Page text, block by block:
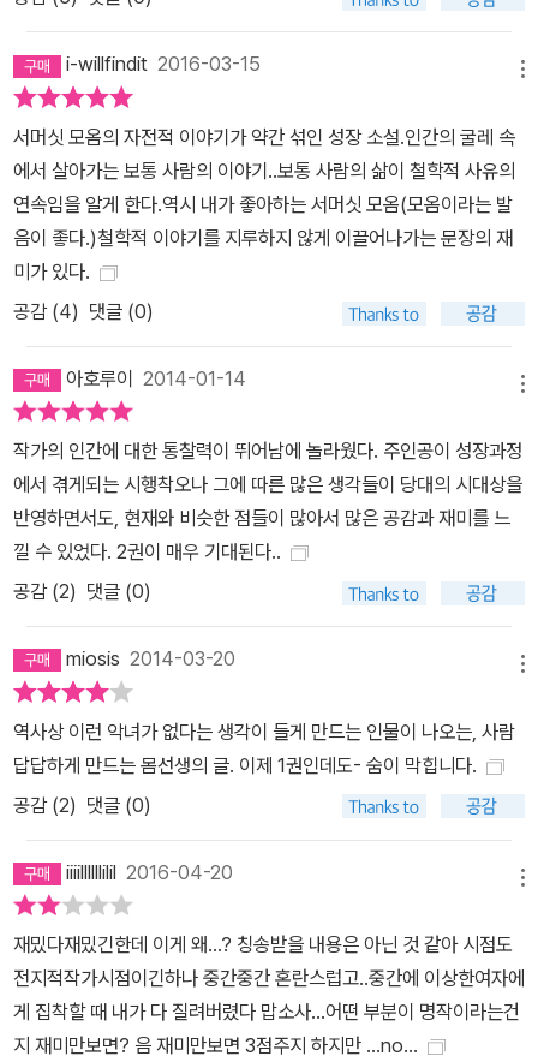
i-willfindit 2016-03-15
서머싯 모옴의 자전적 이야기가 약간 섞인 성장 소설.인간의 굴레 속
에서 살아가는 보통 사람의 이야기..보통 사람의 삶이 철학적 사유의
연속임을 알게 한다.역시 내가 좋아하는 서머싯 모옴(모옴이라는 발
음이 좋다.)철학적 이야기를 지루하지 않게 이끌어나가는 문장의 재
미가 있다.
공감 (4) 댓글 (0)
아호루이 2014-01-14
작가의 인간에 대한 통찰력이 뛰어남에 놀라웠다. 주인공이 성장과정
에서 겪게되는 시행착오나 그에 따른 많은 생각들이 당대의 시대상을
반영하면서도, 현재와 비슷한 점들이 많아서 많은 공감과 재미를 느
낄 수 있었다. 2권이 매우 기대된다..
공감 (2) 댓글 (0)
miosis 2014-03-20
역사상 이런 악녀가 없다는 생각이 들게 만드는 인물이 나오는, 사람
답답하게 만드는 몸선생의 글. 이제 1권인데도- 숨이 막힙니다.
공감 (2) 댓글 (0)
iiiillllllilil 2016-04-20
재밌다재밌긴한데 이게 왜...? 칭송받을 내용은 아닌 것 같아 시점도
전지적작가시점이긴하나 중간중간 혼란스럽고..중간에 이상한여자에
게 집착할 때 내가 다 질려버렸다 맙소사...어떤 부분이 명작이라는건
지 재미만보면? 음 재미만보면 3점주지 하지만 ...no...